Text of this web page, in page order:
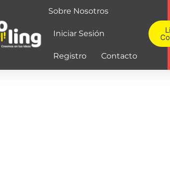
Sobre Nosotros
Iniciar Sesión
Registro Contacto